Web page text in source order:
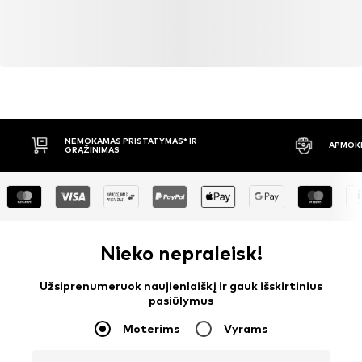
NEMOKAMAS PRISTATYMAS* IR
GRĄŽINIMAS
Nieko nepraleisk!
Užsiprenumeruok naujienlaiškį ir gauk išskirtinius
pasiūlymus
Moterims Vyrams